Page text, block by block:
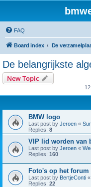
FAQ
Board index
De belangrijkste
New Topic
BMW logo
Last post by Jeroen «
Replies: 8
VIP lid worden van
Last post by Jeroen «
Replies: 160
Foto's op het forum
Last post by BertjeConti «
Replies: 22